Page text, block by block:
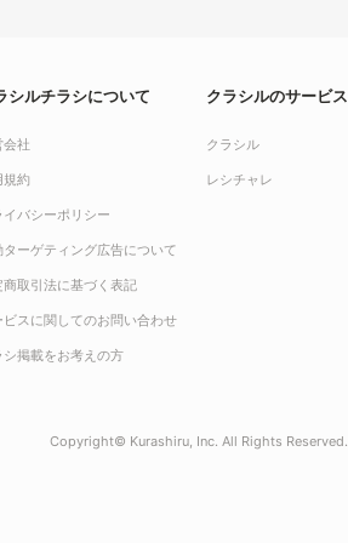
シルチラシについて
会社
規約
イバシーポリシー
ターゲティング広告について
商取引法に基づく表記
ビスに関してのお問い合わせ
シ掲載をお考えの方
クラシルのサービス
クラシル
レシチャレ
Copyright© Kurashiru, Inc. All Rights Reserved.